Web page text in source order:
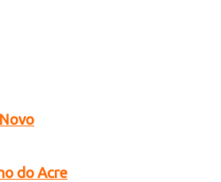
do Acre